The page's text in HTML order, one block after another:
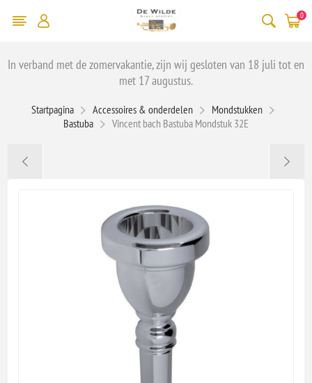
0
In verband met de zomervakantie, zijn wij gesloten van 18 juli tot en
met 17 augustus.
Startpagina Accessoires & onderdelen
Mondstukken
Bastuba
Vincent bach Bastuba Mondstuk 32E